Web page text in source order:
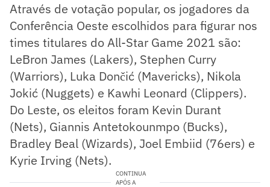
Através de votação popular, os jogadores da
Conferência Oeste escolhidos para figurar nos
times titulares do All-Star Game 2021 são:
LeBron James (Lakers), Stephen Curry
(Warriors), Luka Dončić (Mavericks), Nikola
Jokić (Nuggets) e Kawhi Leonard (Clippers).
Do Leste, os eleitos foram Kevin Durant
(Nets), Giannis Antetokounmpo (Bucks),
Bradley Beal (Wizards), Joel Embiid (76ers) e
Kyrie Irving (Nets).
CONTINUA
APÓS A